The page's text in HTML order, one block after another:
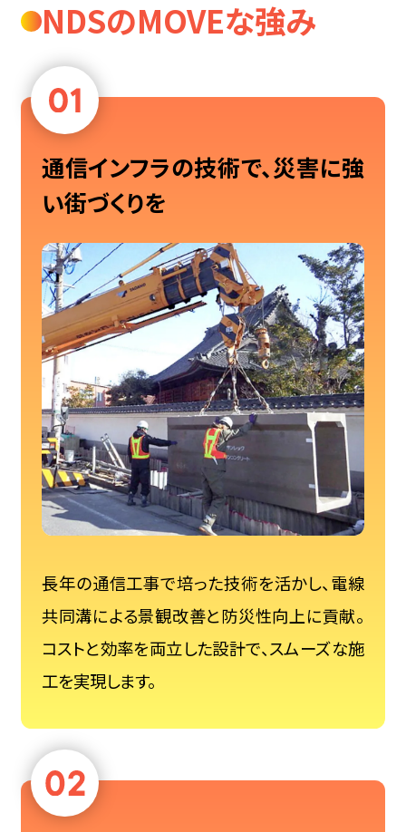
NDSのMOVEな強み
通信インフラの技術で、災害に強
い街づくりを
長年の通信工事で培った技術を活かし、電線
共同溝による景観改善と防災性向上に貢献。
コストと効率を両立した設計で、スムーズな施
工を実現します。